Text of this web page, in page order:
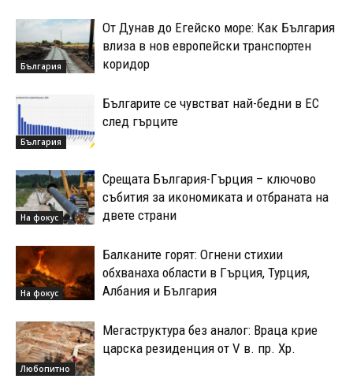
България
От Дунав до Егейско море: Как България
влиза в нов европейски транспортен
коридор
България
Българите се чувстват най-бедни в ЕС
след гърците
На фокус
Срещата България-Гърция – ключово
събития за икономиката и отбраната на
двете страни
На фокус
Балканите горят: Огнени стихии
обхванаха области в Гърция, Турция,
Албания и България
Любопитно
Мегаструктура без аналог: Враца крие
царска резиденция от V в. пр. Хр.